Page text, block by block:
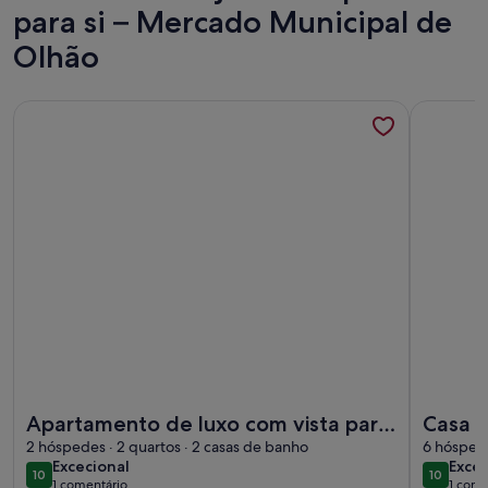
para si – Mercado Municipal de
Olhão
Apartamento de luxo com vista para
o mar e piscina privativa
2 hóspedes · 2 quartos · 2 casas de banho
1010 de 10
Excecional
excecional
Casa
by
6
1010 de 10